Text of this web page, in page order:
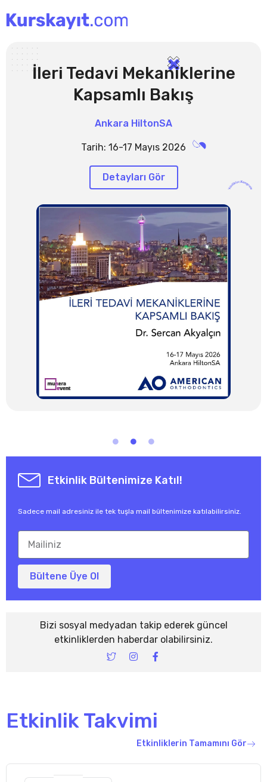
atla
İleri Tedavi Mekaniklerine
Kapsamlı Bakış
Ankara HiltonSA
Tarih: 16-17 Mayıs 2026
Detayları Gör
Etkinlik Bültenimize Katıl!
Sadece mail adresiniz ile tek tuşla mail bültenimize katılabilirsiniz.
Bültene Üye Ol
Bizi sosyal medyadan takip ederek güncel
etkinliklerden haberdar olabilirsiniz.
I
c
i
t
-
I
n
a
m
F
a
k
-
f
Etkinlik Takvimi
Etkinliklerin Tamamını Gör